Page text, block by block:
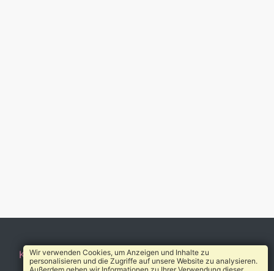
Kontakt AGB Impressum Datenschutz
Wir verwenden Cookies, um Anzeigen und Inhalte zu
personalisieren und die Zugriffe auf unsere Website zu analysieren.